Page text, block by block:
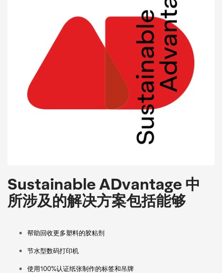
Sustainable ADvantage 中
所涉及的解决方案包括能够
帮助回收更多塑料的胶粘剂
节水型数码打印机
使用100%认证纸张制作的标签和吊牌